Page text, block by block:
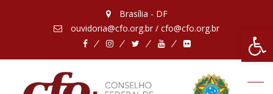
Brasília - DF
ouvidoria@cfo.org.br / cfo@cfo.org.br
FacebookInstagramTwitterYoutubeFlickr